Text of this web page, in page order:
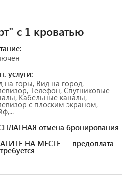
с 1 кроватью
услуги:
на горы, Вид на город,
Телефон, Спутниковые
Кабельные каналы,
с плоским экраном,
отмена бронирования
НА МЕСТЕ — предоплата